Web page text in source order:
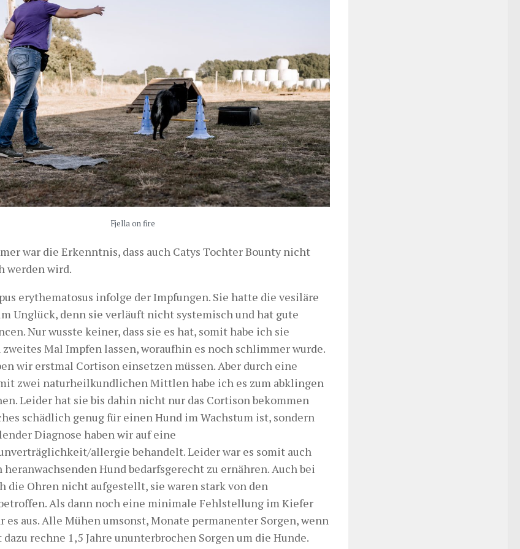
Fjella on fire
war die Erkenntnis, dass auch Catys Tochter Bounty nicht
werden wird.
erythematosus infolge der Impfungen. Sie hatte die vesiläre
Unglück, denn sie verläuft nicht systemisch und hat gute
Nur wusste keiner, dass sie es hat, somit habe ich sie
Mal Impfen lassen, woraufhin es noch schlimmer wurde.
wir erstmal Cortison einsetzen müssen. Aber durch eine
zwei naturheilkundlichen Mittlen habe ich es zum abklingen
Leider hat sie bis dahin nicht nur das Cortison bekommen
schädlich genug für einen Hund im Wachstum ist, sondern
Diagnose haben wir auf eine
allergie behandelt. Leider war es somit auch
heranwachsenden Hund bedarfsgerecht zu ernähren. Auch bei
die Ohren nicht aufgestellt, sie waren stark von den
Als dann noch eine minimale Fehlstellung im Kiefer
es aus. Alle Mühen umsonst, Monate permanenter Sorgen, wenn
rechne 1,5 Jahre ununterbrochen Sorgen um die Hunde.